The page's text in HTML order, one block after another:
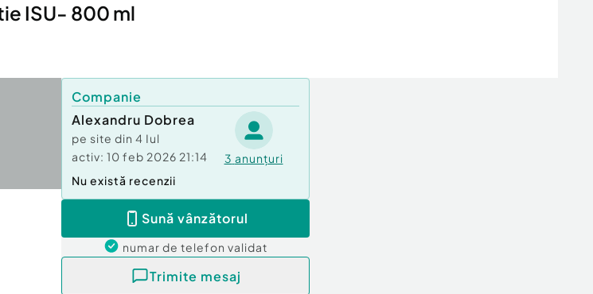
ISU- 800 ml
Companie
Alexandru Dobrea
pe site din 4 Iul
activ: 10 feb 2026 21:14 3 anunțuri
Nu există recenzii
Sună vânzătorul
numar de telefon validat
Trimite mesaj